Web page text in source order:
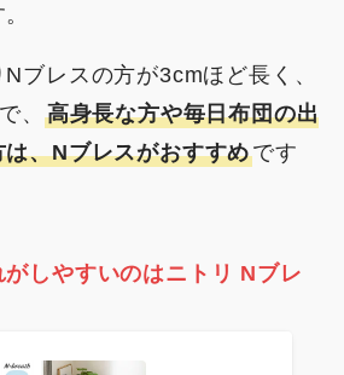
ブレスの方が3cmほど長く、
、 高身長な方や毎日布団の出
、Nブレスがおすすめです
しやすいのはニトリ Nブレ